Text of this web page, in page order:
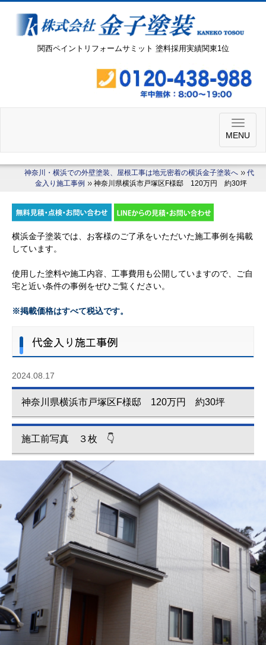
関西ペイントリフォームサミット 塗料採用実績関東1位
MENU
神奈川・横浜での外壁塗装、屋根工事は地元密着の横浜金子塗装へ
代
金入り施工事例
神奈川県横浜市戸塚区F様邸 120万円 約30坪
横浜金子塗装では、お客様のご了承をいただいた施工事例を掲載
しています。
使用した塗料や施工内容、工事費用も公開していますので、ご自
宅と近い条件の事例をぜひご覧ください。
※掲載価格はすべて税込です。
代金入り施工事例
2024.08.17
神奈川県横浜市戸塚区F様邸 120万円 約30坪
施工前写真 ３枚 👇